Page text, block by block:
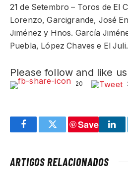
21 de Setembro – Toros de El
Lorenzo, Garcigrande, José
Jiménez y Hnos. García
Puebla, López Chaves e El Juli.
Please follow and like
20
FacebookTwitter
Save
ARTIGOS RELACIONADOS